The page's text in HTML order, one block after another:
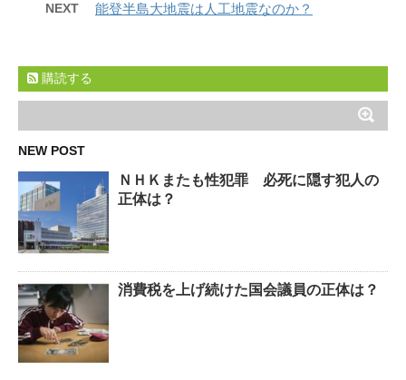
NEXT 能登半島大地震は人工地震なのか？
購読する
NEW POST
ＮＨＫまたも性犯罪 必死に隠す犯人の
正体は？
消費税を上げ続けた国会議員の正体は？